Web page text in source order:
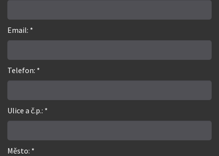
Email: *
Telefon: *
Ulice a č.p.: *
Město: *